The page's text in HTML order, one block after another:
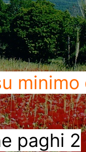
minimo
paghi 2